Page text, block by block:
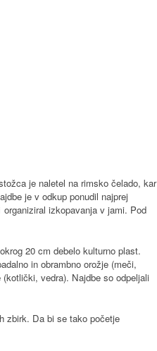
je naletel na rimsko čelado, kar
je v odkup ponudil najprej
izkopavanja v jami. Pod
20 cm debelo kulturno plast.
in obrambno orožje (meči,
vedra). Najdbe so odpeljali
zbirk. Da bi se tako početje